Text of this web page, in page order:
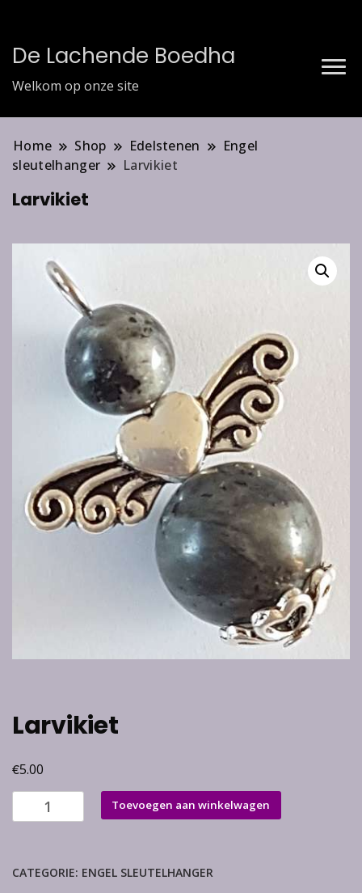
De Lachende Boedha
Welkom op onze site
Home Shop Edelstenen
Engel
sleutelhanger
Larvikiet
Larvikiet
Larvikiet
€5.00
Larvikiet
aantal
Toevoegen aan winkelwagen
CATEGORIE: ENGEL SLEUTELHANGER